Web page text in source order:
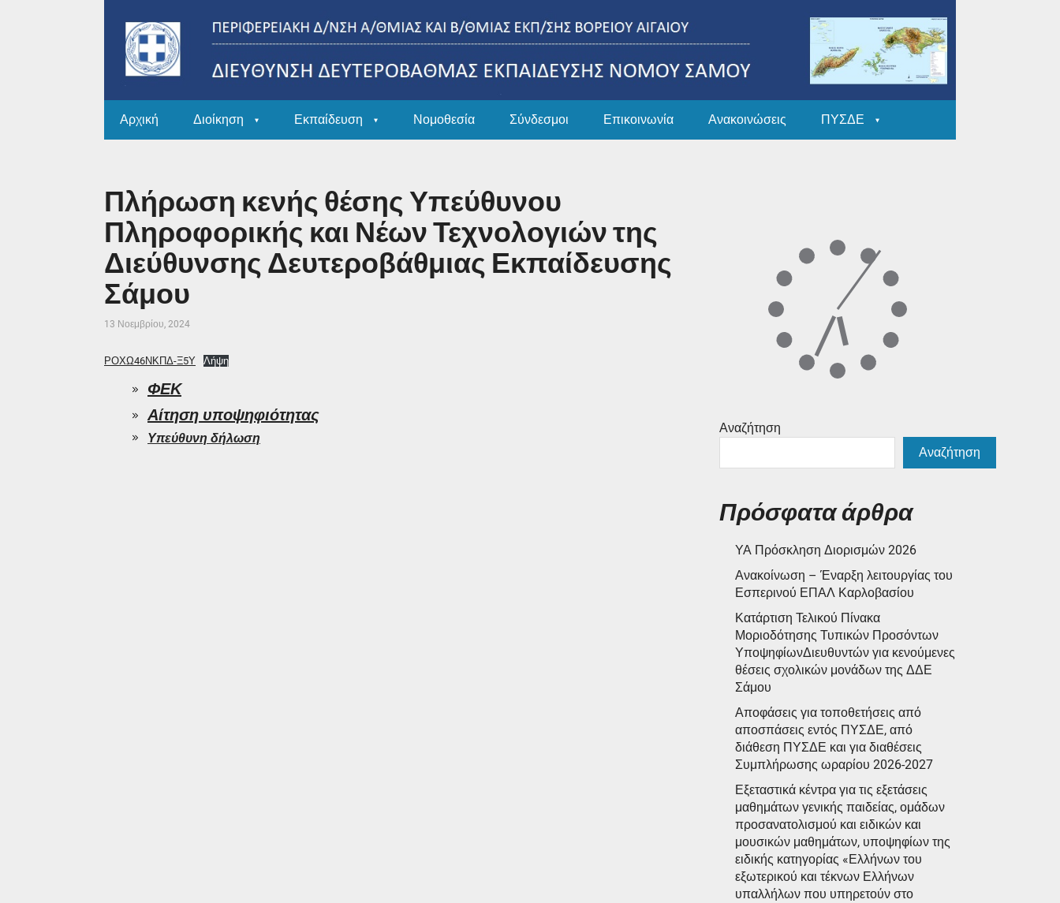
Αρχική Διοίκηση Εκπαίδευση Νομοθεσία Σύνδεσμοι Επικοινωνία Ανακοινώσεις ΠΥΣΔΕ
Πλήρωση κενής θέσης Υπεύθυνου
Πληροφορικής και Νέων Τεχνολογιών της
Διεύθυνσης Δευτεροβάθμιας Εκπαίδευσης
Σάμου
13 Νοεμβρίου, 2024
ΡΟΧΩ46ΝΚΠΔ-Ξ5Υ Λήψη
ΦΕΚ
Αίτηση υποψηφιότητας
Υπεύθυνη δήλωση
Αναζήτηση
Αναζήτηση
Πρόσφατα άρθρα
ΥΑ Πρόσκληση Διορισμών 2026
Ανακοίνωση – Έναρξη λειτουργίας του
Εσπερινού ΕΠΑΛ Καρλοβασίου
Κατάρτιση Τελικού Πίνακα
Μοριοδότησης Τυπικών Προσόντων
ΥποψηφίωνΔιευθυντών για κενούμενες
θέσεις σχολικών μονάδων της ΔΔΕ
Σάμου
Αποφάσεις για τοποθετήσεις από
αποσπάσεις εντός ΠΥΣΔΕ, από
διάθεση ΠΥΣΔΕ και για διαθέσεις
Συμπλήρωσης ωραρίου 2026-2027
Εξεταστικά κέντρα για τις εξετάσεις
μαθημάτων γενικής παιδείας, ομάδων
προσανατολισμού και ειδικών και
μουσικών μαθημάτων, υποψηφίων της
ειδικής κατηγορίας «Ελλήνων του
εξωτερικού και τέκνων Ελλήνων
υπαλλήλων που υπηρετούν στο